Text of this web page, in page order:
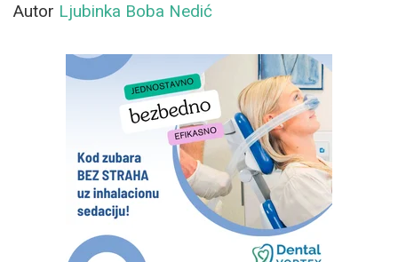
Autor Ljubinka Boba Nedić